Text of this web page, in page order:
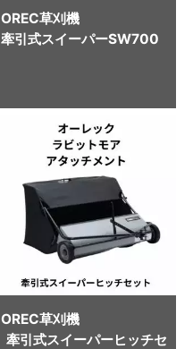
OREC草刈機
牽引式スイーパーSW700
OREC草刈機
牽引式スイーパーヒッチセ